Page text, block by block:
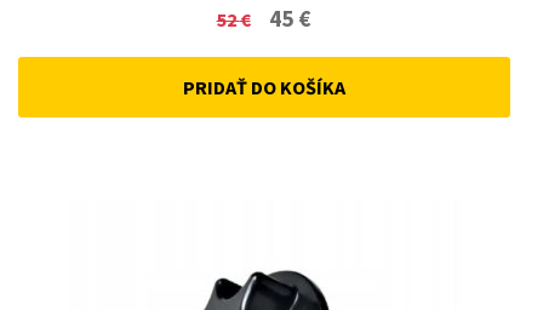
52€
Original
price
was:
45 €
price
is:
PRIDAŤ DO KOŠÍKA